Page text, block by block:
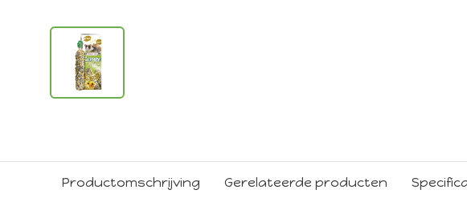
Productomschrijving Gerelateerde producten